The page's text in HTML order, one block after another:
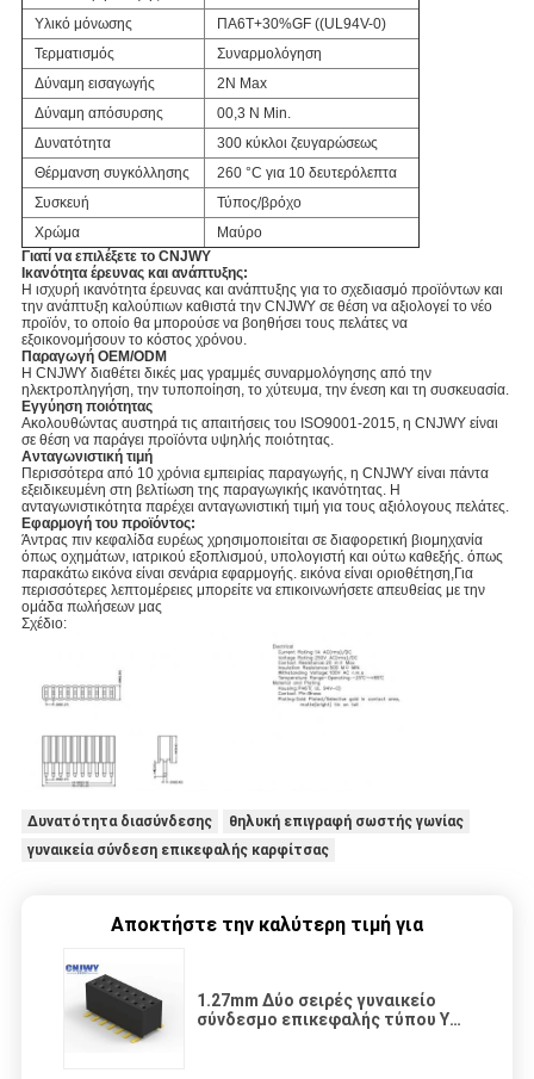
Υλικό μόνωσης
ΠΑ6T+30%GF ((UL94V-0)
Τερματισμός
Συναρμολόγηση
Δύναμη εισαγωγής
2N Max
Δύναμη απόσυρσης
00,3 N Min.
Δυνατότητα
300 κύκλοι ζευγαρώσεως
Θέρμανση συγκόλλησης
260 °C για 10 δευτερόλεπτα
Συσκευή
Τύπος/βρόχο
Χρώμα
Μαύρο
Γιατί να επιλέξετε το CNJWY
Ικανότητα έρευνας και ανάπτυξης:
Η ισχυρή ικανότητα έρευνας και ανάπτυξης για το σχεδιασμό προϊόντων και
την ανάπτυξη καλούπιων καθιστά την CNJWY σε θέση να αξιολογεί το νέο
προϊόν, το οποίο θα μπορούσε να βοηθήσει τους πελάτες να
εξοικονομήσουν το κόστος χρόνου.
Παραγωγή OEM/ODM
Η CNJWY διαθέτει δικές μας γραμμές συναρμολόγησης από την
ηλεκτροπληγήση, την τυποποίηση, το χύτευμα, την ένεση και τη συσκευασία.
Εγγύηση ποιότητας
Ακολουθώντας αυστηρά τις απαιτήσεις του ISO9001-2015, η CNJWY είναι
σε θέση να παράγει προϊόντα υψηλής ποιότητας.
Ανταγωνιστική τιμή
Περισσότερα από 10 χρόνια εμπειρίας παραγωγής, η CNJWY είναι πάντα
εξειδικευμένη στη βελτίωση της παραγωγικής ικανότητας. Η
ανταγωνιστικότητα παρέχει ανταγωνιστική τιμή για τους αξιόλογους πελάτες.
Εφαρμογή του προϊόντος:
Άντρας πιν κεφαλίδα ευρέως χρησιμοποιείται σε διαφορετική βιομηχανία
όπως οχημάτων, ιατρικού εξοπλισμού, υπολογιστή και ούτω καθεξής. όπως
παρακάτω εικόνα είναι σενάρια εφαρμογής. εικόνα είναι οριοθέτηση,Για
περισσότερες λεπτομέρειες μπορείτε να επικοινωνήσετε απευθείας με την
ομάδα πωλήσεων μας
Σχέδιο:
Δυνατότητα διασύνδεσης
θηλυκή επιγραφή σωστής γωνίας
γυναικεία σύνδεση επικεφαλής καρφίτσας
Αποκτήστε την καλύτερη τιμή για
1.27mm Δύο σειρές γυναικείο
σύνδεσμο επικεφαλής τύπου Y